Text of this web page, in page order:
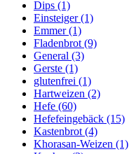
Dips (1)
Einsteiger(1)
Emmer(1)
Fladenbrot (9)
General (3)
Gerste (1)
glutenfrei (1)
Hartweizen (2)
Hefe (60)
Hefefeingebäck (15)
Kastenbrot (4)
Khorasan-Weizen (1)